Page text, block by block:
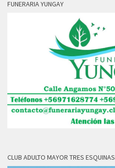
FUNERARIA YUNGAY
CLUB ADULTO MAYOR TRES ESQUINAS